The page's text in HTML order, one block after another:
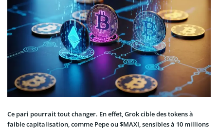
Ce pari pourrait tout changer. En effet, Grok cible des tokens à
faible capitalisation, comme Pepe ou $MAXI, sensibles à 10 millions